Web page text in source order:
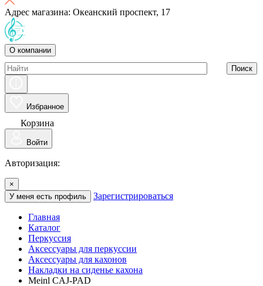
Адрес магазина: Океанский проспект, 17
О компании
Поиск
Избранное
Корзина
Войти
Авторизация:
×
У меня есть профиль
Зарегистрироваться
Главная
Каталог
Перкуссия
Аксессуары для перкуссии
Аксессуары для кахонов
Накладки на сиденье кахона
Meinl CAJ-PAD